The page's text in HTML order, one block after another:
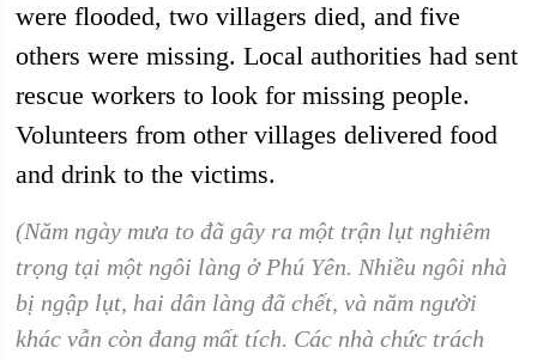
were flooded, two villagers died, and five
others were missing. Local authorities had sent
rescue workers to look for missing people.
Volunteers from other villages delivered food
and drink to the victims.
(Năm ngày mưa to đã gây ra một trận lụt nghiêm
trọng tại một ngôi làng ở Phú Yên. Nhiều ngôi nhà
bị ngập lụt, hai dân làng đã chết, và năm người
khác vẫn còn đang mất tích. Các nhà chức trách